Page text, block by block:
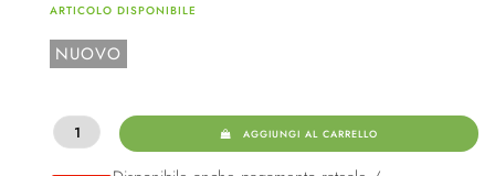
ARTICOLO DISPONIBILE
NUOVO
AGGIUNGI AL CARRELLO